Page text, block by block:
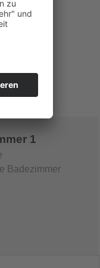
1
Badezimmer